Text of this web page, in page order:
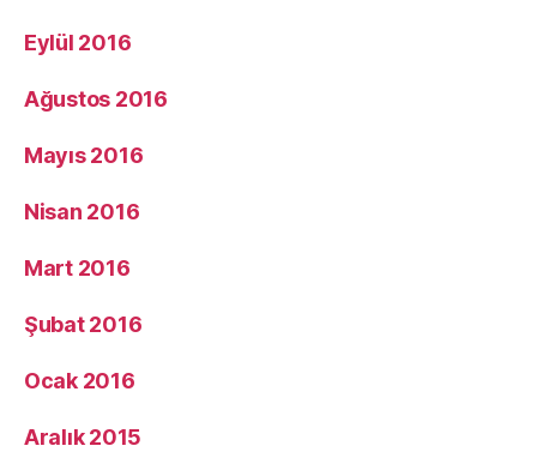
Eylül 2016
Ağustos 2016
Mayıs 2016
Nisan 2016
Mart 2016
Şubat 2016
Ocak 2016
Aralık 2015